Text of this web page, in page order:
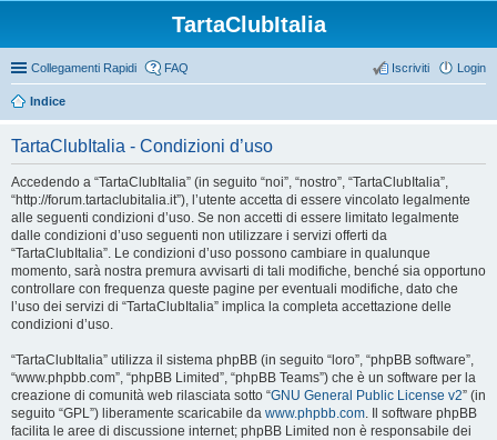
TartaClubItalia
Collegamenti Rapidi FAQ Login
Iscriviti
Indice
TartaClubItalia - Condizioni d’uso
Accedendo a “TartaClubItalia” (in seguito “noi”, “nostro”, “TartaClubItalia”,
“http://forum.tartaclubitalia.it”), l’utente accetta di essere vincolato legalmente
alle seguenti condizioni d’uso. Se non accetti di essere limitato legalmente
dalle condizioni d’uso seguenti non utilizzare i servizi offerti da
“TartaClubItalia”. Le condizioni d’uso possono cambiare in qualunque
momento, sarà nostra premura avvisarti di tali modifiche, benché sia opportuno
controllare con frequenza queste pagine per eventuali modifiche, dato che
l’uso dei servizi di “TartaClubItalia” implica la completa accettazione delle
condizioni d’uso.
“TartaClubItalia” utilizza il sistema phpBB (in seguito “loro”, “phpBB software”,
“www.phpbb.com”, “phpBB Limited”, “phpBB Teams”) che è un software per la
creazione di comunità web rilasciata sotto “GNU General Public License v2” (in
seguito “GPL”) liberamente scaricabile da www.phpbb.com. Il software phpBB
facilita le aree di discussione internet; phpBB Limited non è responsabile dei